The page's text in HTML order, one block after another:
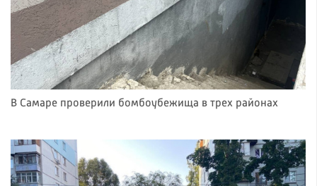
В Самаре проверили бомбоубежища в трех районах